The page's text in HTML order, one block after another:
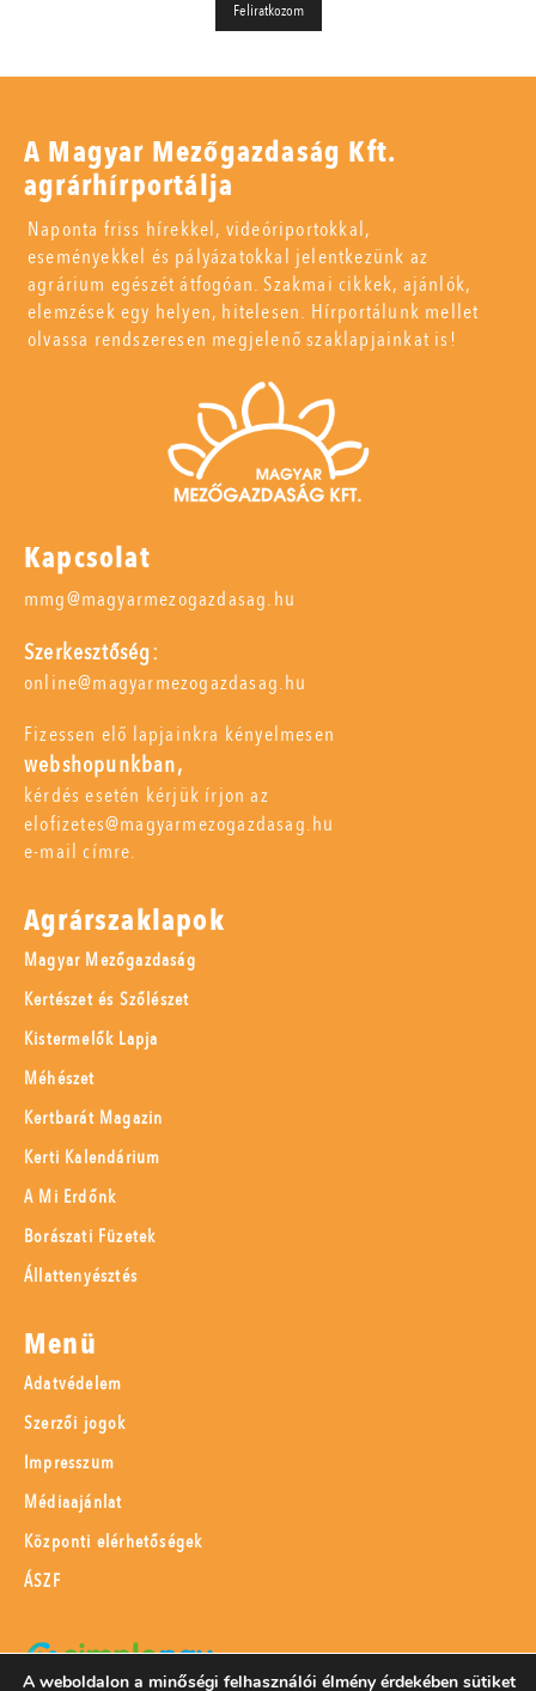
A Magyar Mezőgazdaság Kft.
agrárhírportálja
Naponta friss hírekkel, videóriportokkal,
eseményekkel és pályázatokkal jelentkezünk az
agrárium egészét átfogóan. Szakmai cikkek, ajánlók,
elemzések egy helyen, hitelesen. Hírportálunk mellet
olvassa rendszeresen megjelenő szaklapjainkat is!
Kapcsolat
mmg@magyarmezogazdasag.hu
Szerkesztőség:
online@magyarmezogazdasag.hu
Fizessen elő lapjainkra kényelmesen
webshopunkban,
kérdés esetén kérjük írjon az
elofizetes@magyarmezogazdasag.hu
e-mail címre.
Agrárszaklapok
Magyar Mezőgazdaság
Kertészet és Szőlészet
Kistermelők Lapja
Méhészet
Kertbarát Magazin
Kerti Kalendárium
A Mi Erdőnk
Borászati Füzetek
Állattenyésztés
Menü
Adatvédelem
Szerzői jogok
Impresszum
Médiaajánlat
Központi elérhetőségek
ÁSZF
A weboldalon a minőségi felhasználói élmény érdekében sütiket